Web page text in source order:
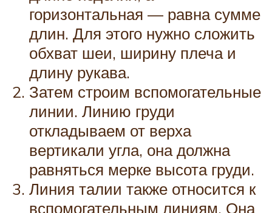
горизонтальная — равна сумме
длин. Для этого нужно сложить
обхват шеи, ширину плеча и
длину рукава.
Затем строим вспомогательные
линии. Линию груди
откладываем от верха
вертикали угла, она должна
равняться мерке высота груди.
Линия талии также относится к
вспомогательным линиям. Она